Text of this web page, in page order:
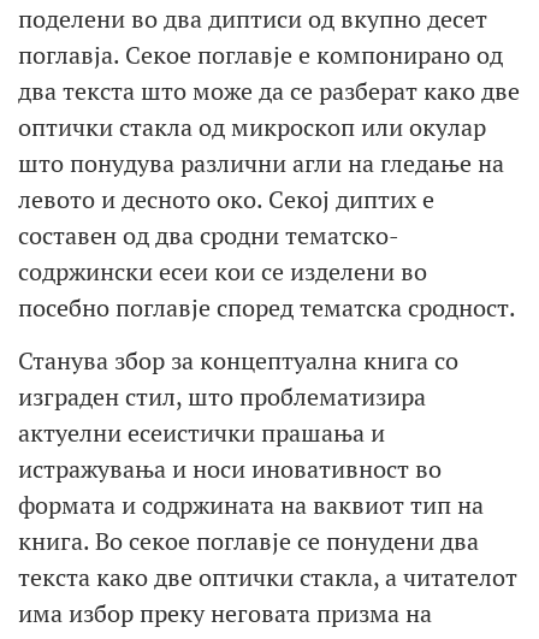
поделени во два диптиси од вкупно десет
поглавја. Секое поглавје е компонирано од
два текста што може да се разберат како две
оптички стакла од микроскоп или окулар
што понудува различни агли на гледање на
левото и десното око. Секој диптих е
составен од два сродни тематско-
содржински есеи кои се изделени во
посебно поглавје според тематска сродност.
Станува збор за концептуална книга со
изграден стил, што проблематизира
актуелни есеистички прашања и
истражувања и носи иновативност во
формата и содржината на ваквиот тип на
книга. Во секое поглавје се понудени два
текста како две оптички стакла, а читателот
има избор преку неговата призма на